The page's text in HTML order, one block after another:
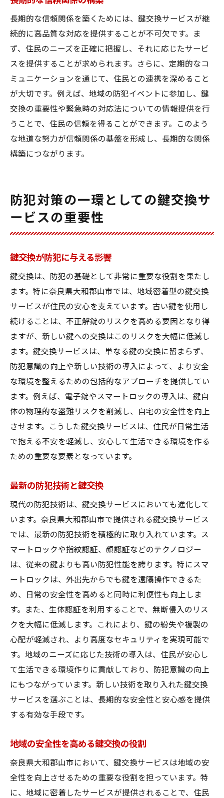
長期的な信頼関係を築くためには、鍵交換サービスが継
続的に高品質な対応を提供することが不可欠です。ま
ず、住民のニーズを正確に把握し、それに応じたサービ
スを提供することが求められます。さらに、定期的なコ
ミュニケーションを通じて、住民との連携を深めること
が大切です。例えば、地域の防犯イベントに参加し、鍵
交換の重要性や緊急時の対応法についての情報提供を行
うことで、住民の信頼を得ることができます。このよう
な地道な努力が信頼関係の基盤を形成し、長期的な関係
構築につながります。
防犯対策の一環としての鍵交換サ
ービスの重要性
鍵交換が防犯に与える影響
鍵交換は、防犯の基礎として非常に重要な役割を果たし
ます。特に奈良県大和郡山市では、地域密着型の鍵交換
サービスが住民の安心を支えています。古い鍵を使用し
続けることは、不正解錠のリスクを高める要因となり得
ますが、新しい鍵への交換はこのリスクを大幅に低減し
ます。鍵交換サービスは、単なる鍵の交換に留まらず、
防犯意識の向上や新しい技術の導入によって、より安全
な環境を整えるための包括的なアプローチを提供してい
ます。例えば、電子錠やスマートロックの導入は、鍵自
体の物理的な盗難リスクを削減し、自宅の安全性を向上
させます。こうした鍵交換サービスは、住民が日常生活
で抱える不安を軽減し、安心して生活できる環境を作る
ための重要な要素となっています。
最新の防犯技術と鍵交換
現代の防犯技術は、鍵交換サービスにおいても進化して
います。奈良県大和郡山市で提供される鍵交換サービス
では、最新の防犯技術を積極的に取り入れています。ス
マートロックや指紋認証、顔認証などのテクノロジー
は、従来の鍵よりも高い防犯性能を誇ります。特にスマ
ートロックは、外出先からでも鍵を遠隔操作できるた
め、日常の安全性を高めると同時に利便性も向上しま
す。また、生体認証を利用することで、無断侵入のリス
クを大幅に低減します。これにより、鍵の紛失や複製の
心配が軽減され、より高度なセキュリティを実現可能で
す。地域のニーズに応じた技術の導入は、住民が安心し
て生活できる環境作りに貢献しており、防犯意識の向上
にもつながっています。新しい技術を取り入れた鍵交換
サービスを選ぶことは、長期的な安全性と安心感を提供
する有効な手段です。
地域の安全性を高める鍵交換の役割
奈良県大和郡山市において、鍵交換サービスは地域の安
全性を向上させるための重要な役割を担っています。特
に、地域に密着したサービスが提供されることで、住民